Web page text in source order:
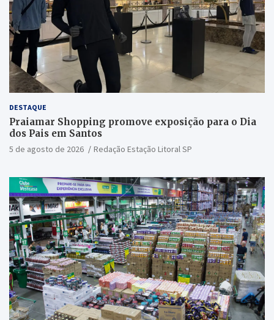
DESTAQUE
Praiamar Shopping promove exposição para o Dia
dos Pais em Santos
5 de agosto de 2026 Redação Estação Litoral SP